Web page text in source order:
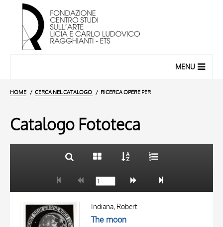
MENU
HOME CERCA NEL CATALOGO RICERCA OPERE PER
Catalogo Fototeca
AUTORE
Indiana, Robert
The moon